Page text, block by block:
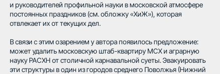
и руководителей профильной науки в московской атмосфере
постоянных праздников (см. обложку «ХиЖ»), которая
отвлекает их от текущих дел.
В связи с этим озарением у автора появилось предложение:
может удалить московскую штаб-квартиру МСХ и аграрную
науку РАСХН от столичной карнавальной суеты. Эвакуировать
эти структуры в один из городов среднего Поволжья (Нижний